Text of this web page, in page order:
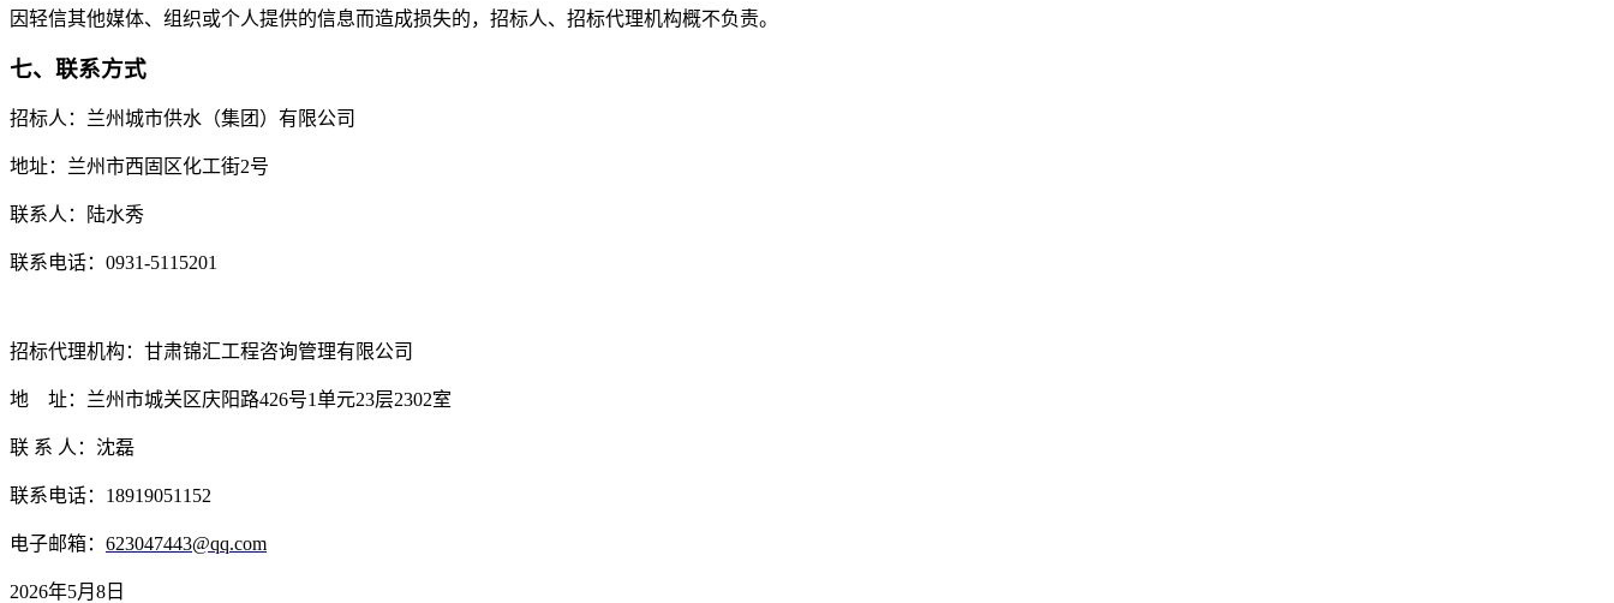
因轻信其他媒体、组织或个人提供的信息而造成损失的，招标人、招标代理机构概不负责。
七、联系方式
招标人：兰州城市供水（集团）有限公司
地址：兰州市西固区化工街2号
联系人：陆水秀
联系电话：0931-5115201
招标代理机构： 甘肃锦汇工程咨询管理有限公司
地 址：兰州市城关区庆阳路426号1单元23层2302室
联 系 人：沈磊
联系电话：18919051152
电子邮箱： 623047443@qq.com
2026年5月8日